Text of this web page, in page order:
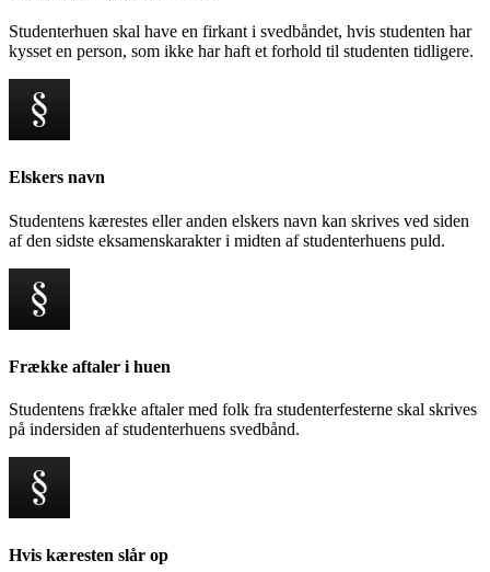
Studenterhuen skal have en firkant i svedbåndet, hvis studenten har
kysset en person, som ikke har haft et forhold til studenten tidligere.
Elskers navn
Studentens kærestes eller anden elskers navn kan skrives ved siden
af den sidste eksamenskarakter i midten af studenterhuens puld.
Frække aftaler i huen
Studentens frække aftaler med folk fra studenterfesterne skal skrives
på indersiden af studenterhuens svedbånd.
Hvis kæresten slår op